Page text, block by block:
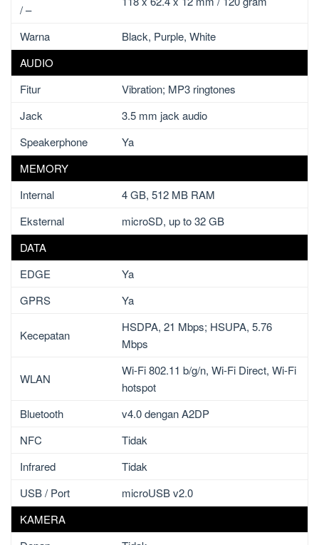
/ –
Warna
Black, Purple, White
AUDIO
Fitur
Vibration; MP3 ringtones
Jack
3.5 mm jack audio
Speakerphone
Ya
MEMORY
Internal
4 GB, 512 MB RAM
Eksternal
microSD, up to 32 GB
DATA
EDGE
Ya
GPRS
Ya
Kecepatan
HSDPA, 21 Mbps; HSUPA, 5.76
Mbps
WLAN
Wi-Fi 802.11 b/g/n, Wi-Fi Direct, Wi-Fi
hotspot
Bluetooth
v4.0 dengan A2DP
NFC
Tidak
Infrared
Tidak
USB / Port
microUSB v2.0
KAMERA